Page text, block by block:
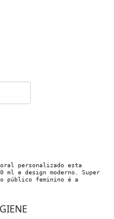
personalizado esta
ml e design moderno. Super
público feminino é a